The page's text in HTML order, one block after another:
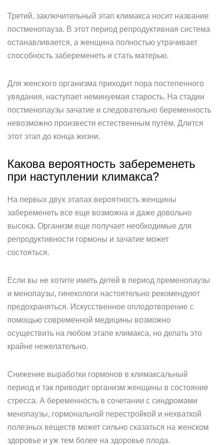
Третий, заключительный этап климакса носит название
постменопауза. В этот период репродуктивная система
останавливается, а женщина полностью утрачивает
способность забеременеть и стать матерью.
Для женского организма приходит пора постепенного
увядания, наступает неминуемая старость. На стадии
постменопаузы зачатие и следовательно беременность
невозможно произвести естественным путём. Длится
этот этап до конца жизни.
Какова вероятность забеременеть
при наступлении климакса?
На первых двух этапах вероятность женщины
забеременеть все еще возможна и даже довольно
высока. Организм еще получает необходимые для
репродуктивности гормоны и зачатие может
состояться.
Если вы не хотите иметь детей в период пременопаузы
и менопаузы, гинекологи настоятельно рекомендуют
предохраняться. Искусственное оплодотворение с
помощью современной медицины возможно
осуществить на любом этапе климакса, но делать это
крайне нежелательно.
Снижение выработки гормонов в климаксальный
период и так приводит организм женщины в состояние
стресса. А беременность в сочетании с синдромами
менопаузы, гормональной перестройкой и нехваткой
полезных веществ может сильно сказаться на женском
здоровье и уж тем более на здоровье плода.